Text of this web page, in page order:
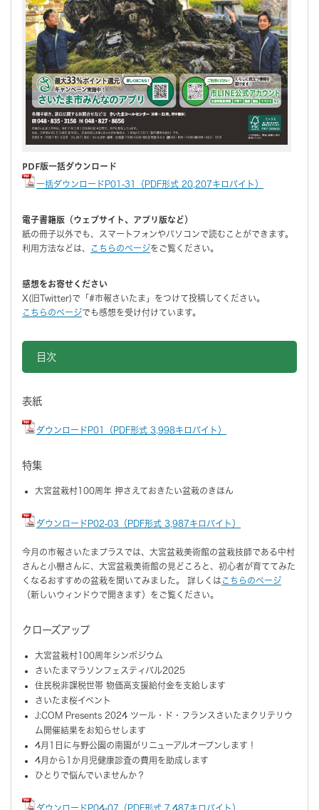
PDF版一括ダウンロード
一括ダウンロードP01-31（PDF形式 20,207キロバイト）
電子書籍版（ウェブサイト、アプリ版など）
紙の冊子以外でも、スマートフォンやパソコンで読むことができます。
利用方法などは、
こちらのページをご覧ください。
感想をお寄せください
X(旧Twitter)で「#市報さいたま」をつけて投稿してください。
こちらのページでも感想を受け付けています。
目次
表紙
ダウンロードP01（PDF形式 3,998キロバイト）
特集
大宮盆栽村100周年 押さえておきたい盆栽のきほん
ダウンロードP02-03（PDF形式 3,987キロバイト）
今月の市報さいたまプラスでは、大宮盆栽美術館の盆栽技師である中村
さんと小棚さんに、大宮盆栽美術館の見どころと、初心者が育ててみた
くなるおすすめの盆栽を聞いてみました。 詳しくは こちらのページ
（新しいウィンドウで開きます）をご覧ください。
クローズアップ
大宮盆栽村100周年シンポジウム
さいたまマラソンフェスティバル2025
住民税非課税世帯 物価高支援給付金を支給します
さいたま桜イベント
J:COM Presents 2024 ツール・ド・フランスさいたまクリテリウ
ム開催結果をお知らせします
4月1日に与野公園の南園がリニューアルオープンします！
4月から1か月児健康診査の費用を助成します
ひとりで悩んでいませんか？
ダウンロードP04-07（PDF形式 7,487キロバイト）